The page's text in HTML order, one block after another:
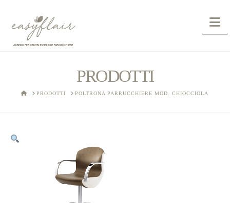
PRODOTTI
HOMEPRODOTTI POLTRONA PARRUCCHIERE MOD. CHIOCCIOLA